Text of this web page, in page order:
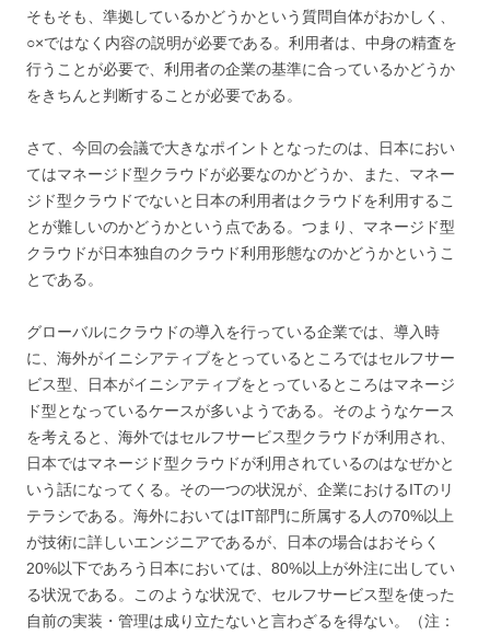
そもそも、準拠しているかどうかという質問自体がおかしく、
○×ではなく内容の説明が必要である。利用者は、中身の精査を
行うことが必要で、利用者の企業の基準に合っているかどうか
をきちんと判断することが必要である。
さて、今回の会議で大きなポイントとなったのは、日本におい
てはマネージド型クラウドが必要なのかどうか、また、マネー
ジド型クラウドでないと日本の利用者はクラウドを利用するこ
とが難しいのかどうかという点である。つまり、マネージド型
クラウドが日本独自のクラウド利用形態なのかどうかというこ
とである。
グローバルにクラウドの導入を行っている企業では、導入時
に、海外がイニシアティブをとっているところではセルフサー
ビス型、日本がイニシアティブをとっているところはマネージ
ド型となっているケースが多いようである。そのようなケース
を考えると、海外ではセルフサービス型クラウドが利用され、
日本ではマネージド型クラウドが利用されているのはなぜかと
いう話になってくる。その一つの状況が、企業におけるITのリ
テラシである。海外においてはIT部門に所属する人の70%以上
が技術に詳しいエンジニアであるが、日本の場合はおそらく
20%以下であろう日本においては、80%以上が外注に出してい
る状況である。このような状況で、セルフサービス型を使った
自前の実装・管理は成り立たないと言わざるを得ない。（注：